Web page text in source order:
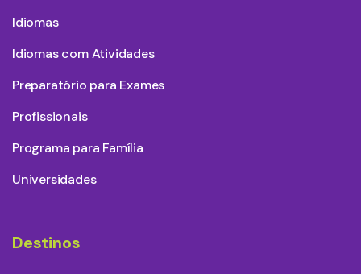
Idiomas
Idiomas com Atividades
Preparatório para Exames
Profissionais
Programa para Família
Universidades
Destinos